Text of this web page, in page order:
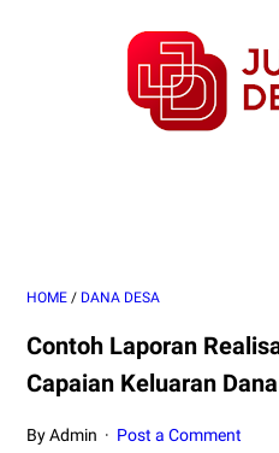
HOME / DANA DESA
Contoh Laporan
Capaian Keluaran
By Admin Post a Comment